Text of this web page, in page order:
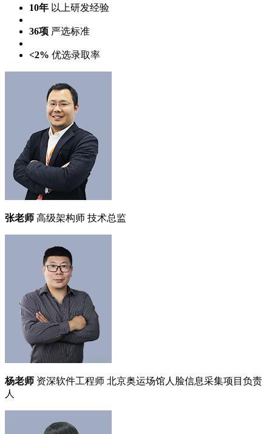
10年 以上研发经验
36项 严选标准
<2% 优选录取率
张老师 高级架构师 技术总监
杨老师 资深软件工程师 北京奥运场馆人脸信息采集项目负责
人